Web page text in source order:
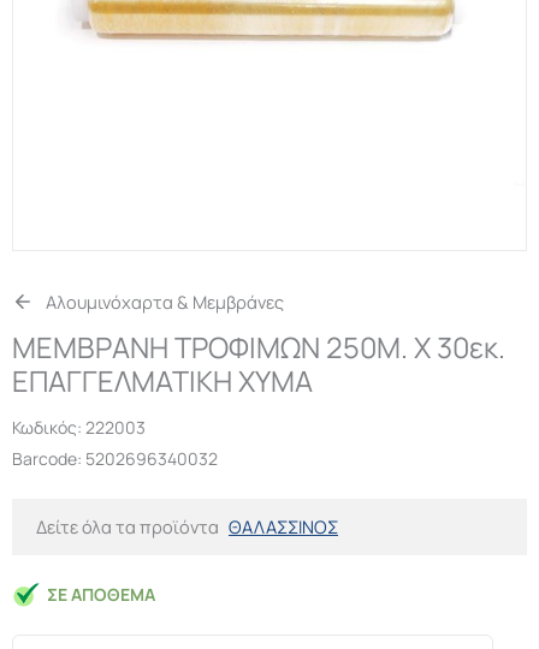
Αλουμινόχαρτα & Μεμβράνες
ΜΕΜΒΡΑΝΗ ΤΡΟΦΙΜΩΝ 250M. Χ 30εκ.
ΕΠΑΓΓΕΛΜΑΤΙΚΗ ΧΥΜΑ
Κωδικός: 222003
Barcode: 5202696340032
Δείτε όλα τα προϊόντα ΘΑΛΑΣΣΙΝΟΣ
ΣΕ ΑΠΌΘΕΜΑ